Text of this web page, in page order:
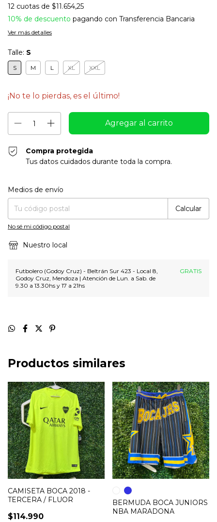
12 cuotas de $11.654,25
10% de descuento pagando con Transferencia Bancaria
Ver más detalles
Talle: S
S M L XL XXL
¡No te lo pierdas, es el último!
Compra protegida
Tus datos cuidados durante toda la compra.
Entregas para el CP:
Medios de envío
Calcular
No sé mi código postal
Nuestro local
Futbolero (Godoy Cruz) - Beltrán Sur 423 - Local 8,
Godoy Cruz, Mendoza | Atención de Lun. a Sab. de
9.30 a 13.30hs y 17 a 21hs
GRATIS
Productos similares
CAMISETA BOCA 2018 -
TERCERA / FLUOR
$114.990
BERMUDA BOCA JUNIORS
NBA MARADONA